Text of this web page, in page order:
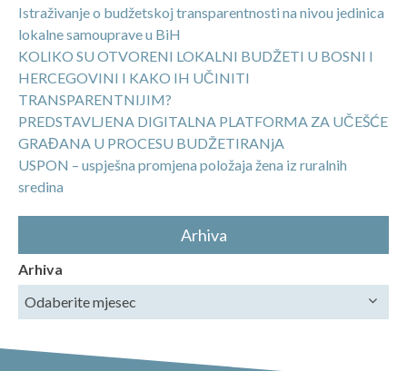
Istraživanje o budžetskoj transparentnosti na nivou jedinica
lokalne samouprave u BiH
KOLIKO SU OTVORENI LOKALNI BUDŽETI U BOSNI I
HERCEGOVINI I KAKO IH UČINITI
TRANSPARENTNIJIM?
PREDSTAVLJENA DIGITALNA PLATFORMA ZA UČEŠĆE
GRAĐANA U PROCESU BUDŽETIRANjA
USPON – uspješna promjena položaja žena iz ruralnih
sredina
Arhiva
Arhiva